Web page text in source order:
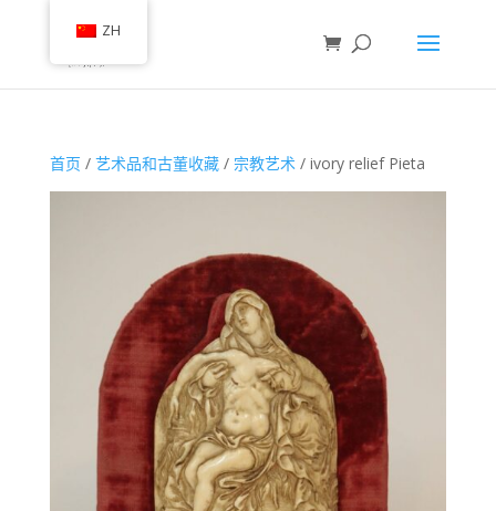
首页 / 艺术品和古董收藏/ 宗教艺术/ ivory relief Pieta
ZH